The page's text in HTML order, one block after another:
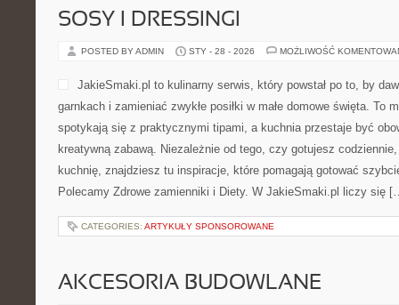
SOSY I DRESSINGI
POSTED BY ADMIN STY - 28 - 2026 MOŻLIWOŚĆ
JakieSmaki.pl to kulinarny serwis, który powstał po to, by
garnkach i zamieniać zwykłe posiłki w małe domowe święta. To
spotykają się z praktycznymi tipami, a kuchnia przestaje być
kreatywną zabawą. Niezależnie od tego, czy gotujesz
kuchnię, znajdziesz tu inspiracje, które pomagają gotować
Polecamy Zdrowe zamienniki i Diety. W JakieSmaki.pl liczy się
CATEGORIES: ARTYKUŁY SPONSOROWANE
AKCESORIA BUDOWLANE